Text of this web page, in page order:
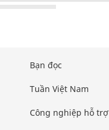
Bạn đọc
Tuần Việt Nam
Công nghiệp hỗ trợ